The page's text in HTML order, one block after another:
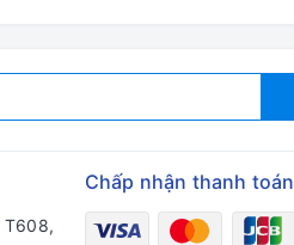
T608,
Chấp nhận thanh toán